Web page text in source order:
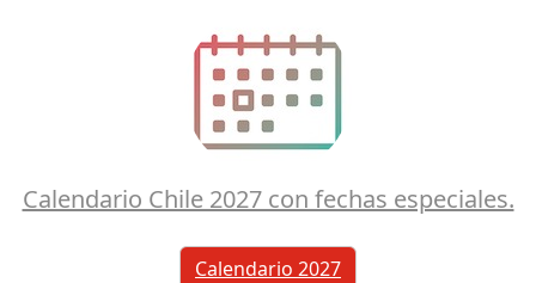
Calendario Chile 2027 con fechas especiales.
Calendario 2027